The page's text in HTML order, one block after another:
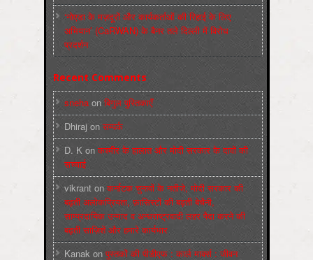
‘नोएडा के मज़दूरों और कार्यकर्ताओं की रिहाई के लिए
अभियान’ (CaRWAN) के बैनर तले दिल्ली में विरोध
प्रदर्शन
Recent Comments
sneha on बिगुल पुस्तिकाएँ
Dhiraj on सम्पर्क
D. K on कश्मीर के हालात और मोदी सरकार के दावों की
सच्चाई
vikrant onकर्नाटक चुनावों के नतीजे, मोदी सरकार की
बढ़ती अलोकप्रियता, फ़ासिस्टों की बढ़ती बेचैनी,
साम्प्रदायिक उन्माद व अन्धराष्ट्रवादी लहर पैदा करने की
बढ़ती साज़िशें और हमारे कार्यभार
Kanak onपुस्‍तकों की पीडीएफ : कार्ल मार्क्‍स : जीवन